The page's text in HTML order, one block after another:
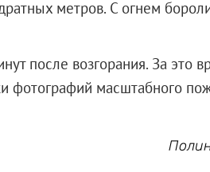
метров. С огнем
после возгорания. За это
фотографий масштабного